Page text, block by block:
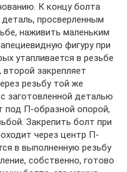
К концу болта
просверленным
наживить маленьким
фигуру при
утапливается в резьбе
закрепляет
резьбу той же
заготовленной деталью
под П-образной опорой,
Закрепить болт при
через центр П-
в выполненную резьбу
собственно, готово